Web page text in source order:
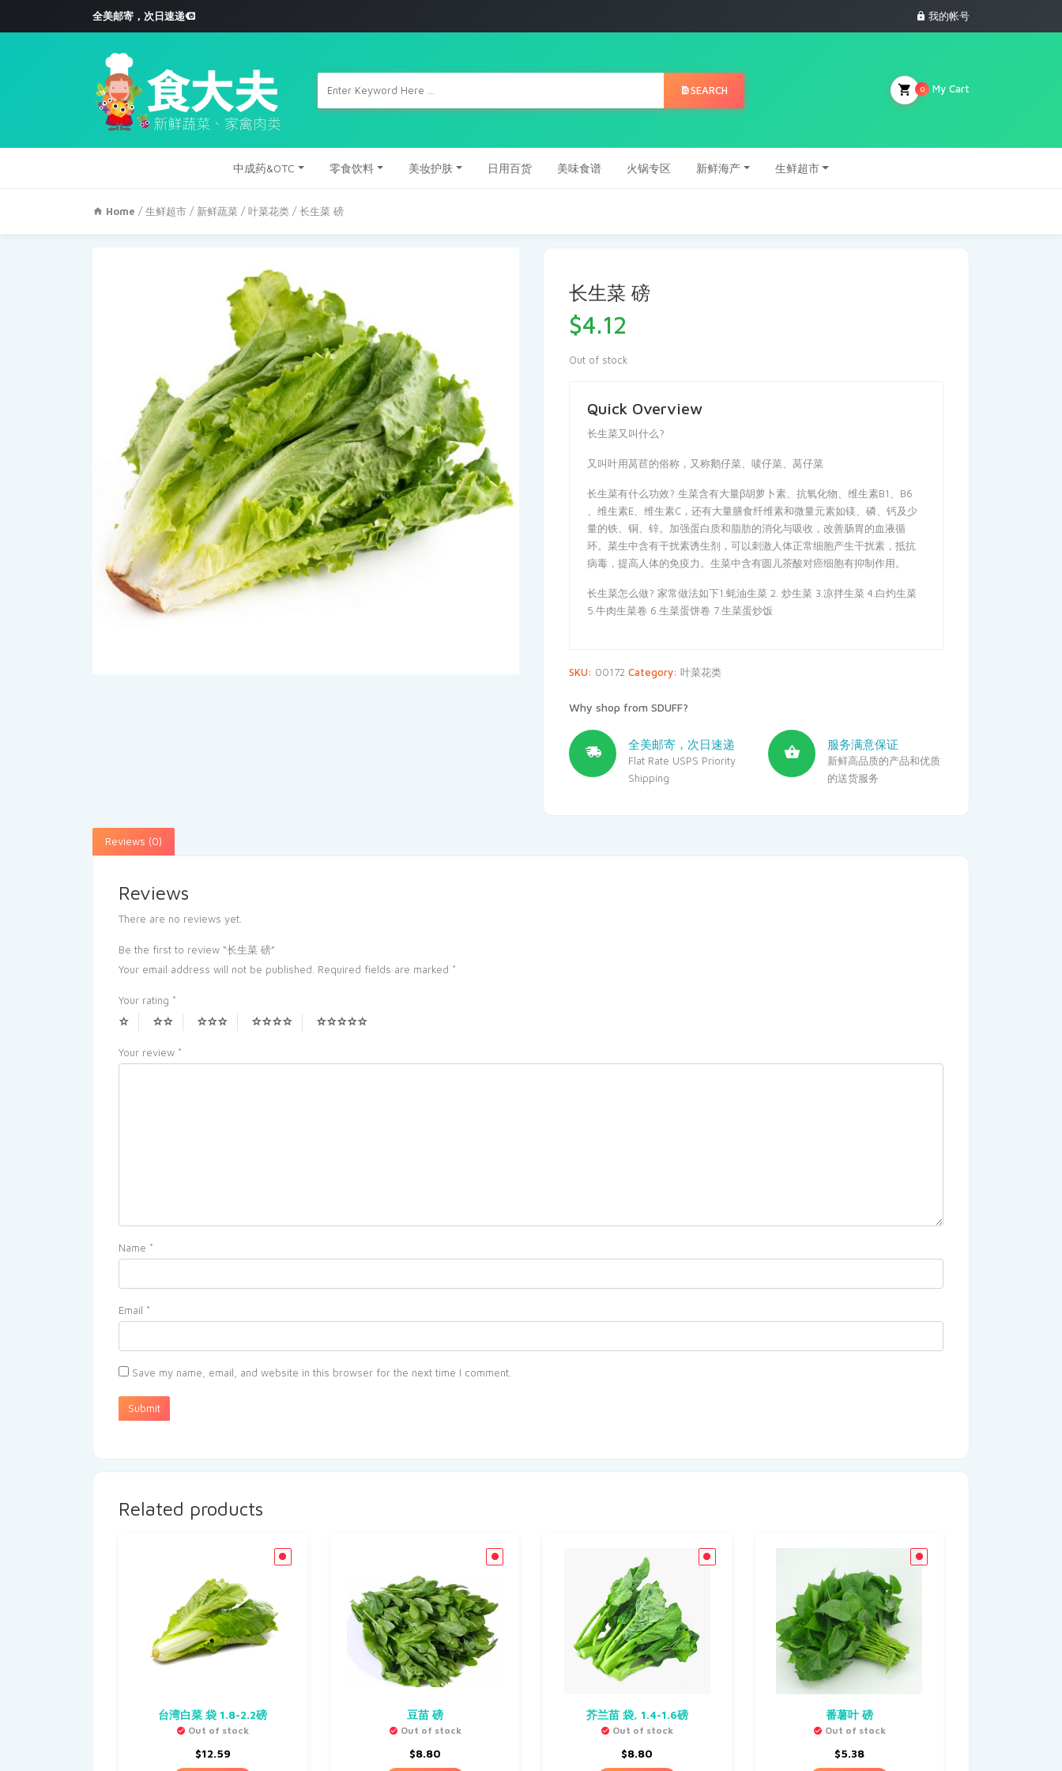
全美邮寄，次日速递 我的帐号
SEARCH My Cart
0
中成药&OTC 零食饮料 美妆护肤 日用百货 美味食谱 火锅专区 新鲜海产 生鲜超市
Home /生鲜超市 / 新鲜蔬菜 /叶菜花类 / 长生菜 磅
长生菜 磅
$4.12
Out of stock
Quick Overview
长生菜又叫什么?
又叫叶用莴苣的俗称，又称鹅仔菜、唛仔菜、莴仔菜
长生菜有什么功效? 生菜含有大量β胡萝卜素、抗氧化物、维生素B1、B6
、维生素E、维生素C，还有大量膳食纤维素和微量元素如镁、磷、钙及少
量的铁、铜、锌。加强蛋白质和脂肪的消化与吸收，改善肠胃的血液循
环。菜生中含有干扰素诱生剂，可以刺激人体正常细胞产生干扰素，抵抗
病毒，提高人体的免疫力。生菜中含有圆儿茶酸对癌细胞有抑制作用。
长生菜怎么做? 家常做法如下1.蚝油生菜 2. 炒生菜 3.凉拌生菜 4.白灼生菜
5.牛肉生菜卷 6.生菜蛋饼卷 7.生菜蛋炒饭
SKU: 00172 Category: 叶菜花类
Why shop from SDUFF?
全美邮寄，次日速递
Flat Rate USPS Priority
Shipping
服务满意保证
新鲜高品质的产品和优质
的送货服务
Reviews (0)
Reviews
There are no reviews yet.
Be the first to review “长生菜 磅”
Your email address will not be published. Required fields are marked *
Your rating *
Your review *
Name *
Email *
Save my name, email, and website in this browser for the next time I comment.
Related products
台湾白菜 袋 1.8-2.2磅
Out of stock
$12.59
豆苗 磅
Out of stock
$8.80
芥兰苗 袋, 1.4-1.6磅
Out of stock
$8.80
番薯叶 磅
Out of stock
$5.38